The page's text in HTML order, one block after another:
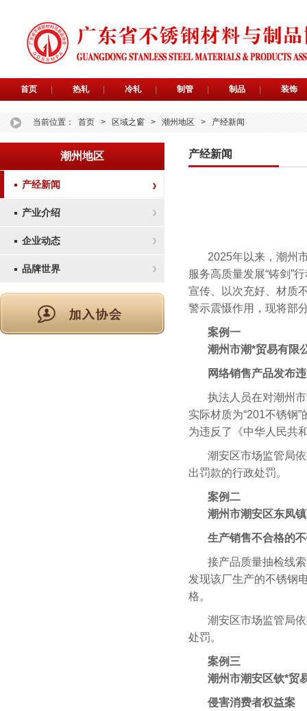
首页 热轧 冷轧 制管 制品 装饰
当前位置： 首页 > 区域之窗 > 潮州地区 > 产经新闻
潮州地区
产经新闻
产业介绍
企业动态
品牌世界
产经新闻
2025年以来，潮州
服务高质量发展“铸剑”
宣传、以次充好、材质
警示震慑作用，现将部
案例一
潮州市潮*贸易有限
网络销售产品发布
执法人员在对潮州
实际材质为“201不锈钢”
为违反了《中华人民共
潮安区市场监管局
出罚款的行政处罚。
案例二
潮州市潮安区东凤
生产销售不合格的
接产品质量抽检线
发现该厂生产的不锈钢
格。
潮安区市场监管局
处罚。
案例三
潮州市潮安区钦*贸
侵害消费者权益案